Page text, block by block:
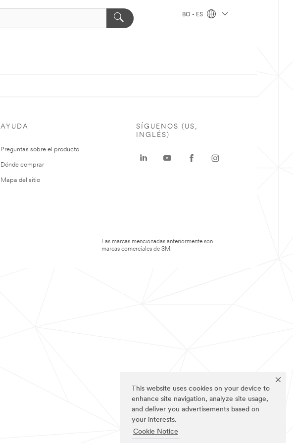
This website uses cookies on your device to
enhance site navigation, analyze site usage,
and deliver you advertisements based on
your interests.
Cookie Notice
BO - ES
AYUDA
Preguntas sobre el producto
Dónde comprar
Mapa del sitio
SÍGUENOS (US,
INGLÉS)
Las marcas mencionadas anteriormente son
marcas comerciales de 3M.